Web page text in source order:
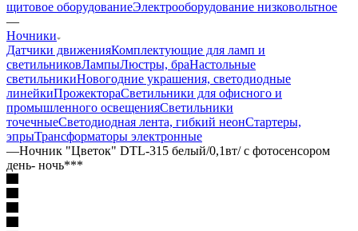
щитовое оборудованиеЭлектрооборудование низковольтное
—
Ночники
Датчики движенияКомплектующие для ламп и
светильниковЛампыЛюстры, браНастольные
светильникиНовогодние украшения, светодиодные
линейкиПрожектораСветильники для офисного и
промышленного освещенияСветильники
точечныеСветодиодная лента, гибкий неонСтартеры,
эпрыТрансформаторы электронные
—Ночник "Цветок" DTL-315 белый/0,1вт/ с фотосенсором
день- ночь***